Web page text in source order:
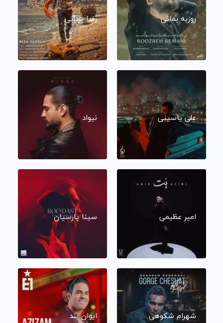
روزبه بمانی رضا یزدانی
علی یاسینی نیواد
امیر عظیمی سینا پارسیان
شهرام شکوهی ایوان بند